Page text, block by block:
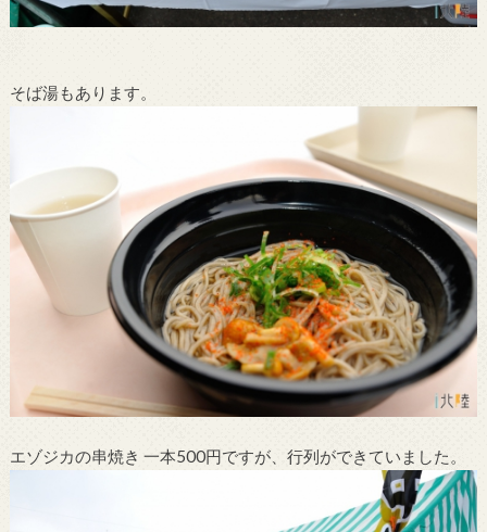
そば湯もあります。
エゾジカの串焼き 一本500円ですが、行列ができていました。